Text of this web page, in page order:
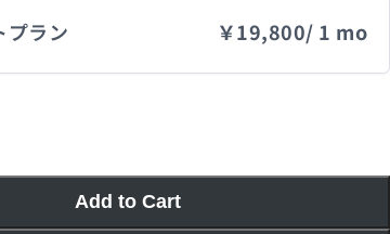
プラン ￥19,800/ 1 mo
Add to Cart